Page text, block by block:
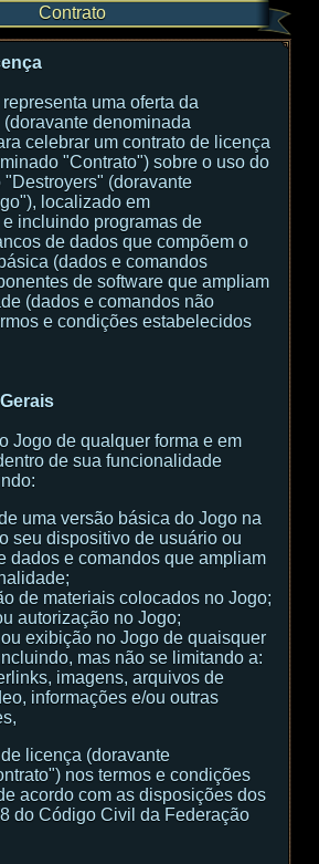
Contrato
uma oferta da
denominada
celebrar um contrato de licença
"Contrato") sobre o uso do
(doravante
localizado em
e incluindo programas de
de dados que compõem o
(dados e comandos
de software que ampliam
(dados e comandos não
e condições estabelecidos
Jogo de qualquer forma e em
de sua funcionalidade
uma versão básica do Jogo na
seu dispositivo de usuário ou
dados e comandos que ampliam
de materiais colocados no Jogo;
autorização no Jogo;
exibição no Jogo de quaisquer
mas não se limitando a:
imagens, arquivos de
informações e/ou outras
licença (doravante
nos termos e condições
acordo com as disposições dos
do Código Civil da Federação